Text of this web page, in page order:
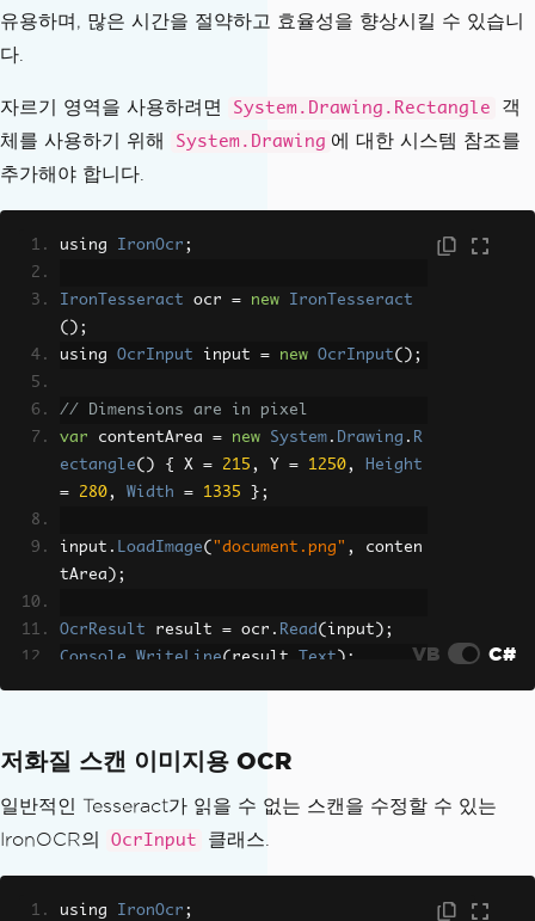
유용하며, 많은 시간을 절약하고 효율성을 향상시킬 수 있습니
다.
자르기 영역을 사용하려면 System.Drawing.Rectangle
객
체를 사용하기 위해
System.Drawing 에 대한 시스템 참조를
추가해야 합니다.
using IronOcr ;
IronTesseract ocr = new
IronTesseract
();
using OcrInput input = new OcrInput();
// Dimensions are in pixel
var contentArea = new System . Drawing . R
ectangle() { X = 215 , Y = 1250,
Height
=
280, Width = 1335 };
input . LoadImage( "document.png" ,
conten
tArea );
OcrResult result = ocr . Read ( input );
Console
WriteLine( result Text ); VB C#
저화질 스캔 이미지용 OCR
일반적인 Tesseract가 읽을 수 없는 스캔을 수정할 수 있는
IronOCR의
OcrInput 클래스.
using IronOcr ;